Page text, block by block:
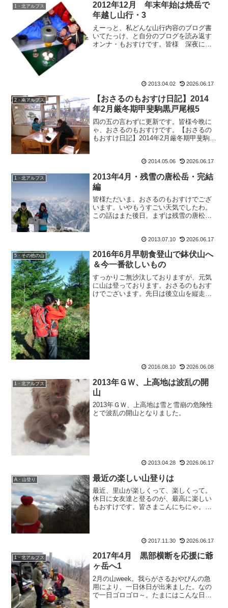
1・北アルプス
2012年12月 年末年始は焼岳で
年越し山行・3
えーっと、私どんな山行内容のブログ書
いてたっけ、と自分のブログを読み返す
オンナ・もおすけです。皆様 深夜にこ
2013.04.02 2026.06.17
2・南アルプス
【おさるのもおすけ日記】2014
年2月厳冬期甲斐駒黒戸尾根5
四の五の言わずに更新です。皆様今晩に
ゃ、おさるのもおすけです。【おさるの
もおすけ日記】2014年2月厳冬期甲斐駒黒
達。でも、こうちゃんは昨日も散々寝た
2014.05.06 2026.06.17
1・北アルプス
2013年4月・残雪の唐松岳・完結
編
皆様ただいま。おさるのもおすけでござ
います。いやもうすごい天気でしたわ。
この話はまた後日。まずは残雪の唐松
日 快晴八方尾根スキー場・ゴンドラ乗
り場で並ぶ四人。...
2013.07.10 2026.06.17
5・その他の山
2016年6月早朝食登山で鉢伏山へ
＆今一番欲しいもの
すっかりご無沙汰しておりますが、元気
に山は登っております。おさるのもおす
けでございます。先日は後立山を縦走さ
2016.08.10 2026.06.08
1・北アルプス
2013年ＧＷ、上高地は波乱の開
山
2013年ＧＷ、上高地は雪と雪崩の危険性
とで波乱の開山となりました。
2013.04.28 2026.06.17
A・山登り 最近の楽しい山登りは
最近、里山が楽しくって、楽しくって。
休日に女友達と登るのが、最高に楽しい
もおすけです。皆さまこんにちにゃ。だ
くり出来る時間も長いし、...
2017.11.30 2026.06.17
1・北アルプス
2017年4月 黒部横断を応援に爺
ヶ岳へ1
2月の山week。我らがさるおやびんの急
用により、一日休日が出来ました。なの
で一日ゴロゴロ～。たまにはこんな日も